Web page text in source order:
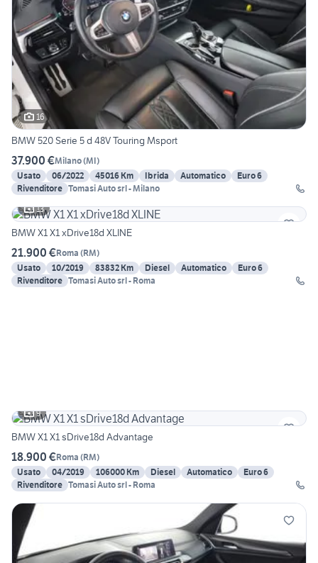
16
BMW 520 Serie 5 d 48V Touring Msport
37.900 €Milano(MI)
Usato
06/2022 45016 Km Ibrida Automatico
Euro 6
Rivenditore Tomasi Auto srl - Milano
13
BMW X1 X1 xDrive18d XLINE
21.900 €Roma (RM)
Usato
10/2019 83832 Km Diesel Automatico
Euro 6
Rivenditore Tomasi Auto srl - Roma
9
BMW X1 X1 sDrive18d Advantage
18.900 €Roma (RM)
Usato
04/2019 106000 Km Diesel Automatico
Euro 6
Rivenditore Tomasi Auto srl - Roma